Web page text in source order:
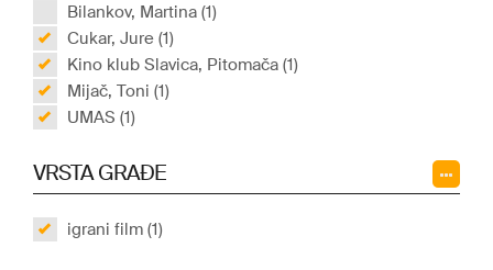
Bilankov, Martina (1)
Cukar, Jure (1)
Kino klub Slavica, Pitomača (1)
Mijač, Toni (1)
UMAS (1)
VRSTA GRAĐE
igrani film (1)